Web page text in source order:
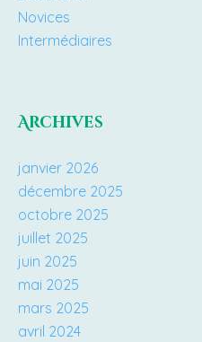
Novices
Intermédiaires
Archives
janvier 2026
décembre 2025
octobre 2025
juillet 2025
juin 2025
mai 2025
mars 2025
avril 2024